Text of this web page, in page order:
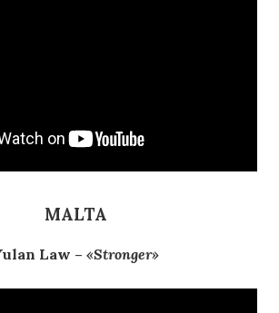
MALTA
Law – «Stronger»